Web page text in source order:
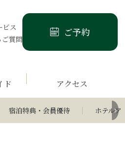
ビス
ご質問
ご予約
ド アクセス
宿泊特典・会員優待 ホテルア